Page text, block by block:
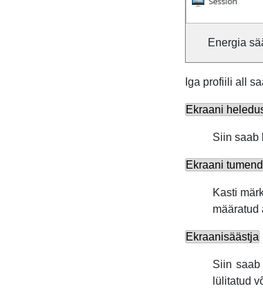
Energia
Iga profiili all
Ekraani
Siin saab
Ekraani
Kasti
määratud
Ekraanisäästja
Siin saab
lülitatud